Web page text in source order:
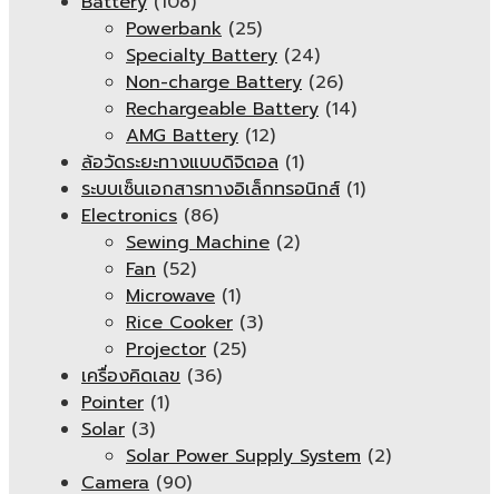
Powerbank (25)
Specialty Battery (24)
Non-charge Battery (26)
Rechargeable Battery (14)
AMG Battery (12)
ล้อวัดระยะทางแบบดิจิตอล (1)
ระบบเซ็นเอกสารทางอิเล็กทรอนิกส์ (1)
Electronics (86)
Sewing Machine (2)
Fan (52)
Microwave (1)
Rice Cooker (3)
Projector (25)
เครื่องคิดเลข (36)
Pointer (1)
Solar (3)
Solar Power Supply System (2)
Camera (90)